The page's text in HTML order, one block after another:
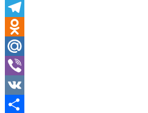
Skype
Telegram
Odnoklassniki
Mail.Ru
Viber
VK